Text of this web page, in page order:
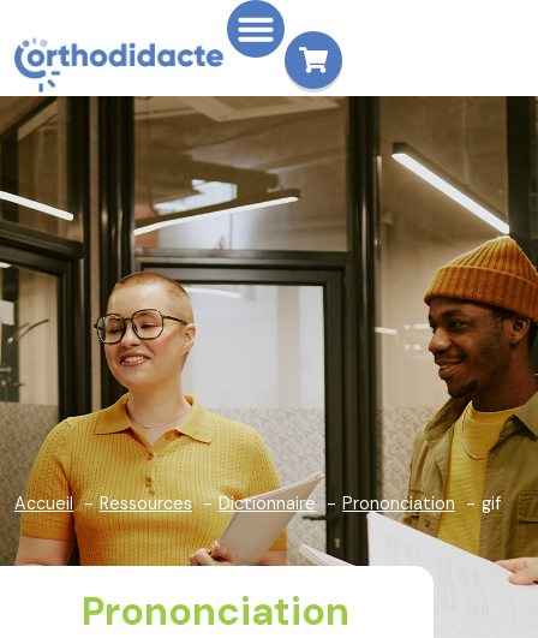
Accueil Ressources Dictionnaire Prononciation gif
Prononciation